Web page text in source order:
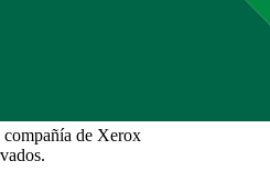
de Xerox